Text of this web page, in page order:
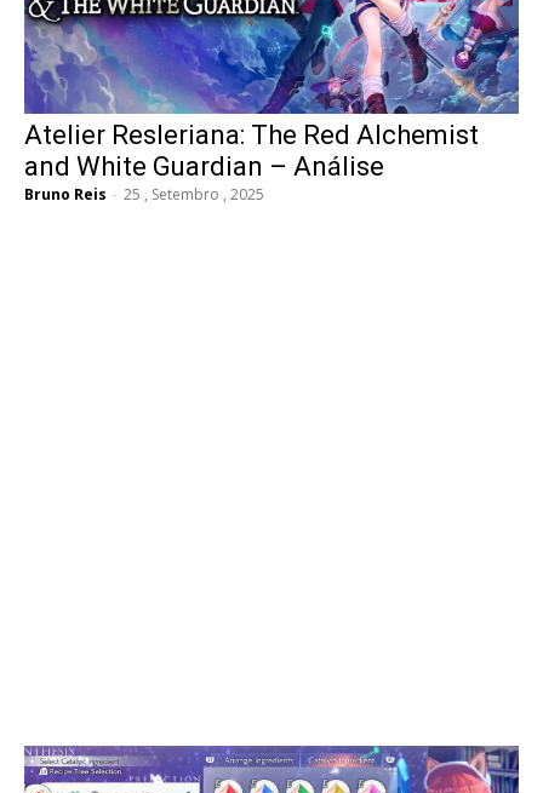
Atelier Resleriana: The Red Alchemist
and White Guardian – Análise
Bruno Reis - 25 , Setembro , 2025